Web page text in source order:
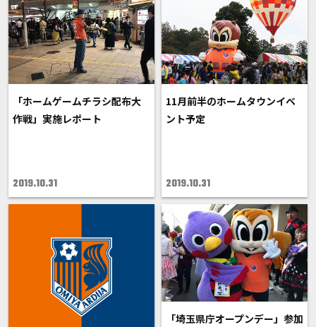
「ホームゲームチラシ配布大
作戦」実施レポート
2019.10.31
11月前半のホームタウンイベ
ント予定
2019.10.31
「埼玉県庁オープンデー」参加